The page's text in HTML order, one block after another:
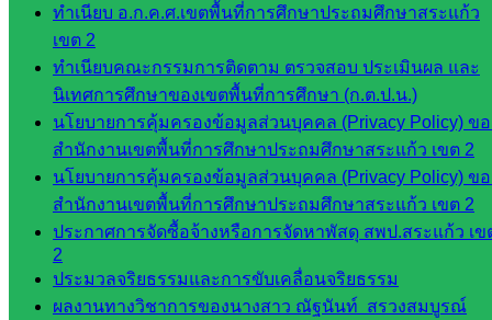
ทำเนียบ อ.ก.ค.ศ.เขตพื้นที่การศึกษาประถมศึกษาสระแก้ว
เขต 2
ทำเนียบคณะกรรมการติดตาม ตรวจสอบ ประเมินผล และ
นิเทศการศึกษาของเขตพื้นที่การศึกษา (ก.ต.ป.น.)
นโยบายการคุ้มครองข้อมูลส่วนบุคคล (Privacy Policy) ข
สำนักงานเขตพื้นที่การศึกษาประถมศึกษาสระแก้ว เขต 2
นโยบายการคุ้มครองข้อมูลส่วนบุคคล (Privacy Policy) ข
สำนักงานเขตพื้นที่การศึกษาประถมศึกษาสระแก้ว เขต 2
ประกาศการจัดซื้อจ้างหรือการจัดหาพัสดุ สพป.สระแก้ว เข
2
ประมวลจริยธรรมและการขับเคลื่อนจริยธรรม
ผลงานทางวิชาการของนางสาว ณัฐนันท์ สรวงสมบูรณ์
ดาวน์โหลด
เอกสาร
กลุ่
มอำนวย
การ
บริหาร
งานงาน
เงินและ